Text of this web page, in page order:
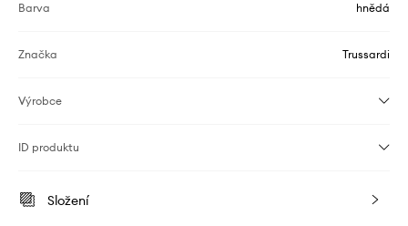
Barva hnědá
Značka Trussardi
Výrobce
ID produktu
Složení